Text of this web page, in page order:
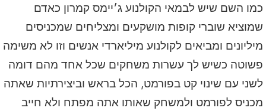
כמו השם שיש לבמאי הקולנוע ג׳יימס קמרון כאדם
שמוציא שוברי קופות מושקעים ומצליחים שמכניסים
מיליונים ומביאים לקולנוע מיליארדי אנשים וזו לא משימה
פשוטה כשיש לך עשרות משחקים שכל אחד מהם דומה
לשני עם שינוי קט בפורמט, הכל בראש וביצירתיות שאתה
מכניס לפורמט ולמשחק שאותו אתה מפתח ולא חייב